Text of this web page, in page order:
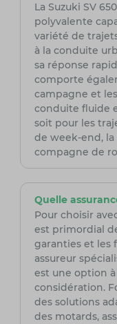
La Suzuki SV
polyvalente
variété de
à la conduite
sa réponse
comporte
campagne et
conduite fluide
soit pour les
de week-end, la
compagne de
Quelle
Pour choisir
est primordial
garanties et les
assureur
est une option
considération.
des solutions
des motards,